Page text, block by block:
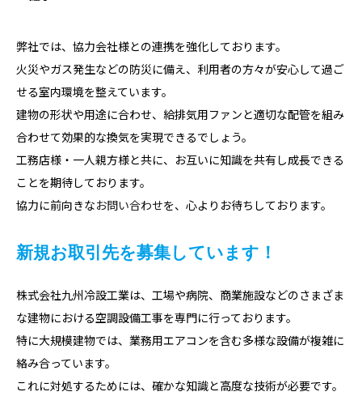
弊社では、協力会社様との連携を強化しております。
火災やガス発生などの防災に備え、利用者の方々が安心して過ご
せる室内環境を整えています。
建物の形状や用途に合わせ、給排気用ファンと適切な配管を組み
合わせて効果的な換気を実現できるでしょう。
工務店様・一人親方様と共に、お互いに知識を共有し成長できる
ことを期待しております。
協力に前向きなお問い合わせを、心よりお待ちしております。
新規お取引先を募集しています！
株式会社九州冷設工業は、工場や病院、商業施設などのさまざま
な建物における空調設備工事を専門に行っております。
特に大規模建物では、業務用エアコンを含む多様な設備が複雑に
絡み合っています。
これに対処するためには、確かな知識と高度な技術が必要です。